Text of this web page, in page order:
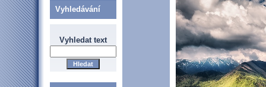
Vyhledávání
Vyhledat text